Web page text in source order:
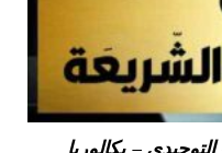
– بكالوريا